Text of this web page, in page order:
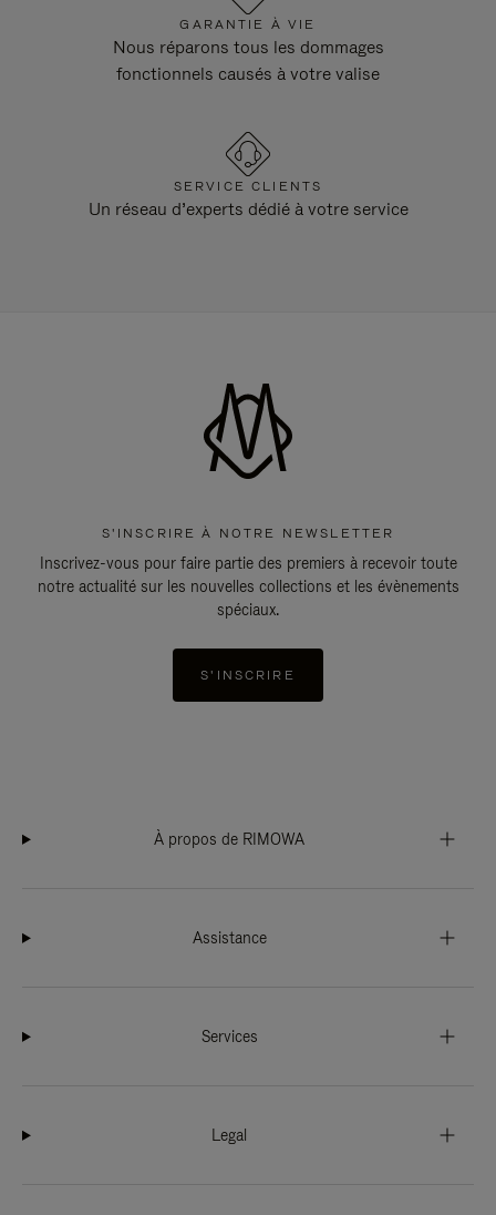
GARANTIE À VIE
Nous réparons tous les dommages
fonctionnels causés à votre valise
SERVICE CLIENTS
Un réseau d’experts dédié à votre service
S'INSCRIRE À NOTRE NEWSLETTER
Inscrivez-vous pour faire partie des premiers à recevoir toute
notre actualité sur les nouvelles collections et les évènements
spéciaux.
S'INSCRIRE
À propos de RIMOWA
Assistance
Services
Legal